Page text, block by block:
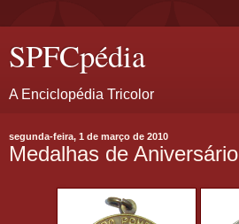
SPFCpédia
A Enciclopédia Tricolor
segunda-feira, 1 de março de 2010
Medalhas de Aniversário